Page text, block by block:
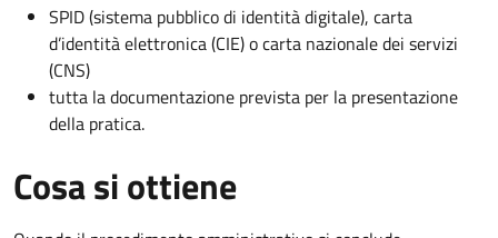
SPID (sistema pubblico di identità digitale), carta
d’identità elettronica (CIE) o carta nazionale dei servizi
(CNS)
tutta la documentazione prevista per la presentazione
della pratica.
Cosa si ottiene